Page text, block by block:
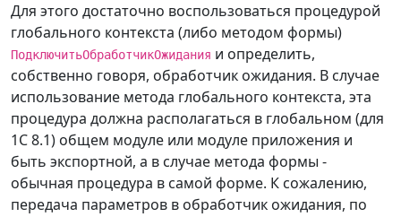
Для этого достаточно воспользоваться процедурой
глобального контекста (либо методом формы)
ПодключитьОбработчикОжидания и определить,
собственно говоря, обработчик ожидания. В случае
использование метода глобального контекста, эта
процедура должна располагаться в глобальном (для
1С 8.1) общем модуле или модуле приложения и
быть экспортной, а в случае метода формы -
обычная процедура в самой форме. К сожалению,
передача параметров в обработчик ожидания, по